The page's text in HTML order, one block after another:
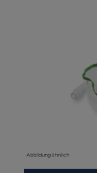
Abbildung ähnlich